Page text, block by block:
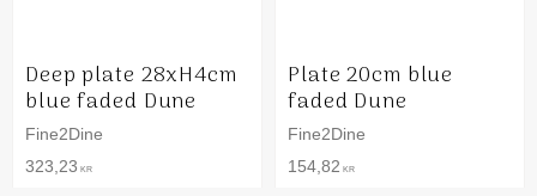
Deep plate 28xH4cm
blue faded Dune
Fine2Dine
323,23 KR
Plate 20cm blue
faded Dune
Fine2Dine
154,82 KR